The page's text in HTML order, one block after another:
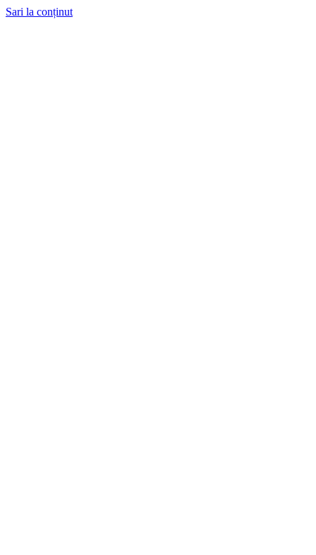
Sari la conținut